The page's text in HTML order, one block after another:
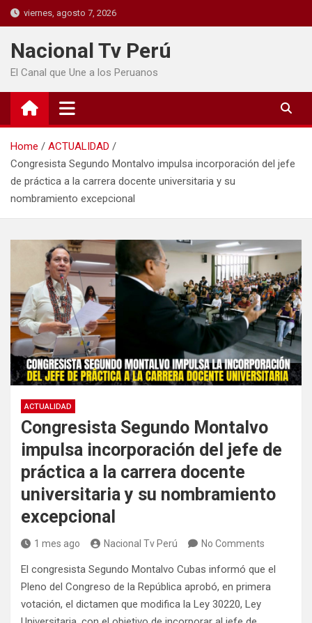
viernes, agosto 7, 2026
Nacional Tv Perú
El Canal que Une a los Peruanos
Home
ACTUALIDAD
Congresista Segundo Montalvo impulsa incorporación del jefe
de práctica a la carrera docente universitaria y su
nombramiento excepcional
ACTUALIDAD
Congresista Segundo Montalvo
impulsa incorporación del jefe de
práctica a la carrera docente
universitaria y su nombramiento
excepcional
1 mes ago Nacional Tv Perú No Comments
El congresista Segundo Montalvo Cubas informó que el
Pleno del Congreso de la República aprobó, en primera
votación, el dictamen que modifica la Ley 30220, Ley